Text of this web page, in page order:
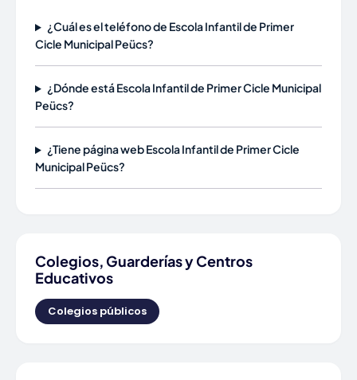
¿Cuál es el teléfono de Escola Infantil de Primer
Cicle Municipal Peücs?
¿Dónde está Escola Infantil de Primer Cicle Municipal
Peücs?
¿Tiene página web Escola Infantil de Primer Cicle
Municipal Peücs?
Colegios, Guarderías y Centros
Educativos
Colegios públicos